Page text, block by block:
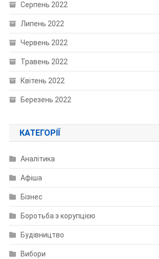
Серпень 2022
Липень 2022
Червень 2022
Травень 2022
Квітень 2022
Березень 2022
КАТЕГОРІЇ
Аналітика
Афіша
Бізнес
Боротьба з корупцією
Будівництво
Вибори